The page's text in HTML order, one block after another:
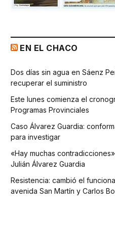
EN EL CHACO
Dos días sin agua en Sáenz
recuperar el suministro
Este lunes comienza el
Programas Provinciales
Caso Álvarez Guardia:
para investigar
«Hay muchas
Julián Álvarez Guardia
Resistencia: cambió el
avenida San Martín y Carlos